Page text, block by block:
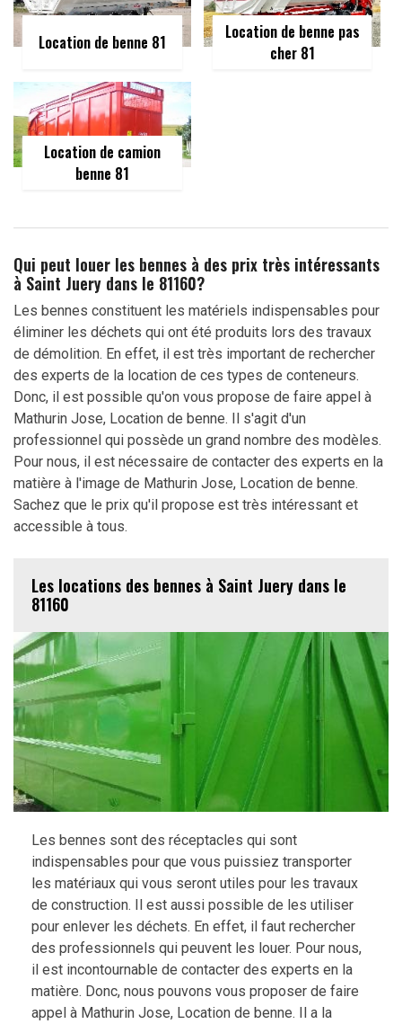
Location de benne 81
Location de benne pas
cher 81
Location de camion
benne 81
Qui peut louer les bennes à des prix très intéressants
à Saint Juery dans le 81160?
Les bennes constituent les matériels indispensables pour
éliminer les déchets qui ont été produits lors des travaux
de démolition. En effet, il est très important de rechercher
des experts de la location de ces types de conteneurs.
Donc, il est possible qu'on vous propose de faire appel à
Mathurin Jose, Location de benne. Il s'agit d'un
professionnel qui possède un grand nombre des modèles.
Pour nous, il est nécessaire de contacter des experts en la
matière à l'image de Mathurin Jose, Location de benne.
Sachez que le prix qu'il propose est très intéressant et
accessible à tous.
Les locations des bennes à Saint Juery dans le
81160
Les bennes sont des réceptacles qui sont
indispensables pour que vous puissiez transporter
les matériaux qui vous seront utiles pour les travaux
de construction. Il est aussi possible de les utiliser
pour enlever les déchets. En effet, il faut rechercher
des professionnels qui peuvent les louer. Pour nous,
il est incontournable de contacter des experts en la
matière. Donc, nous pouvons vous proposer de faire
appel à Mathurin Jose, Location de benne. Il a la